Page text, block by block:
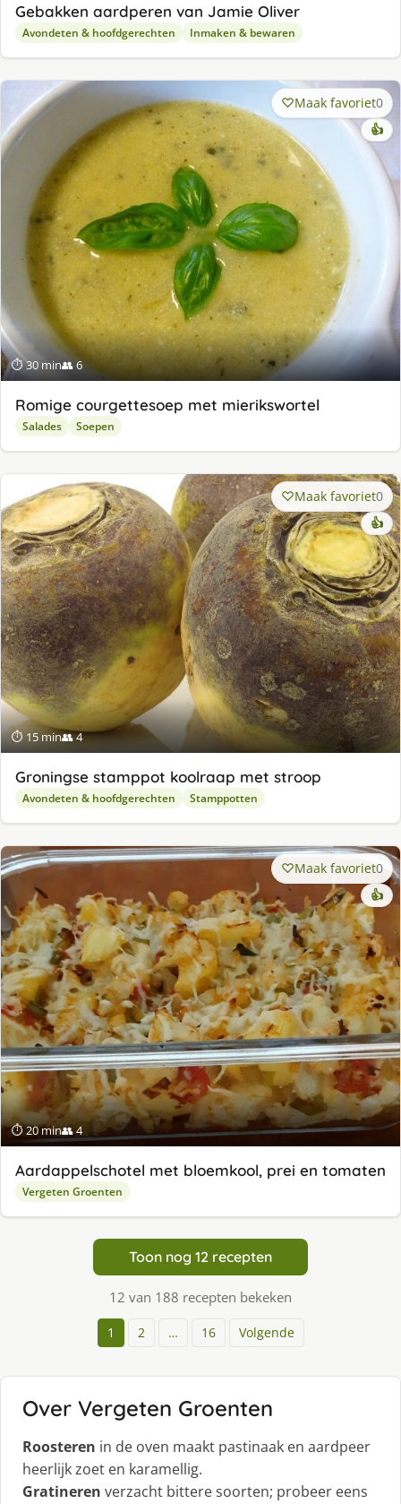
Gebakken aardperen van Jamie Oliver
Avondeten & hoofdgerechten Inmaken & bewaren
⏱ 30 min👥 6
Maak favoriet0
👍
Romige courgettesoep met mierikswortel
Salades Soepen
⏱ 15 min👥 4
Maak favoriet0
👍
Groningse stamppot koolraap met stroop
Avondeten & hoofdgerechten Stamppotten
⏱ 20 min👥 4
Maak favoriet0
👍
Aardappelschotel met bloemkool, prei en tomaten
Vergeten Groenten
Toon nog 12 recepten
12 van 188 recepten bekeken
1 2 … 16 Volgende
Over Vergeten Groenten
Roosteren in de oven maakt pastinaak en aardpeer
heerlijk zoet en karamellig.
Gratineren verzacht bittere soorten; probeer eens